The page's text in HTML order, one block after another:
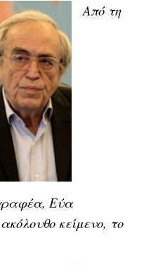
Από τη
Εύα
κείμενο, το